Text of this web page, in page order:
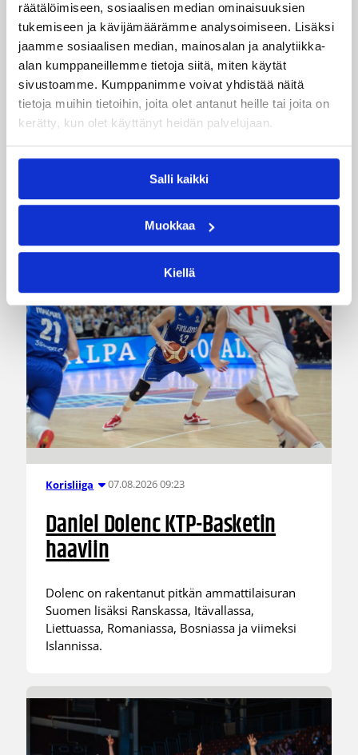
räätälöimiseen, sosiaalisen median ominaisuuksien
tukemiseen ja kävijämäärämme analysoimiseen. Lisäksi
jaamme sosiaalisen median, mainosalan ja analytiikka-
alan kumppaneillemme tietoja siitä, miten käytät
sivustoamme. Kumppanimme voivat yhdistää näitä
tietoja muihin tietoihin, joita olet antanut heille tai joita on
kerätty, kun olet käyttänyt heidän palvelujaan.
Salli kaikki
Muokkaa
Kiellä
Kategoriat
EM-karsinnat
Maajoukkue
Maaottelu
MU16 Pääjuttu
Katso myös
Korisliiga 07.08.2026 09:23
Daniel Dolenc KTP-Basketin
haaviin
Dolenc on rakentanut pitkän ammattilaisuran
Suomen lisäksi Ranskassa, Itävallassa,
Liettuassa, Romaniassa, Bosniassa ja viimeksi
Islannissa.